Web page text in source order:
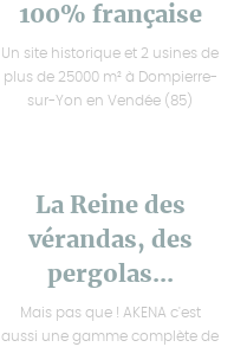
100% française
Un site historique et 2 usines de
plus de 25000 m² à Dompierre-
sur-Yon en Vendée (85)
La Reine des
vérandas, des
pergolas...
Mais pas que ! AKENA c'est
aussi une gamme complète de